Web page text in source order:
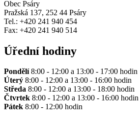
Obec Psáry
Pražská 137, 252 44 Psáry
Tel.: +420 241 940 454
Fax: +420 241 940 514
Úřední hodiny
Pondělí8:00 - 12:00 a 13:00 - 17:00 hodin
Úterý 8:00 - 12:00 a 13:00 - 16:00 hodin
Středa 8:00 - 12:00 a 13:00 - 18:00 hodin
Čtvrtek 8:00 - 12:00 a 13:00 - 16:00 hodin
Pátek 8:00 - 12:00 hodin